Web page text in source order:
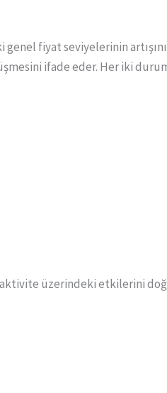
genel fiyat seviyelerinin
ifade eder. Her iki
aktivite üzerindeki etkilerini